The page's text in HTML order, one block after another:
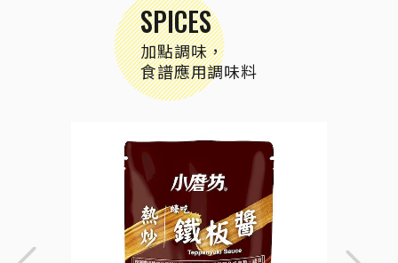
SPICES
加點調味，
食譜應用調味料